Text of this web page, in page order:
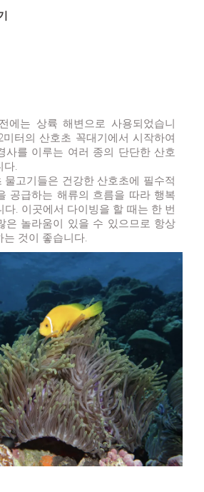
에는 상륙 해변으로 사용되었습니
터의 산호초 꼭대기에서 시작하여
사를 이루는 여러 종의 단단한 산호
다.
물고기들은 건강한 산호초에 필수적
공급하는 해류의 흐름을 따라 행복
다. 이곳에서 다이빙을 할 때는 한 번
은 놀라움이 있을 수 있으므로 항상
는 것이 좋습니다.